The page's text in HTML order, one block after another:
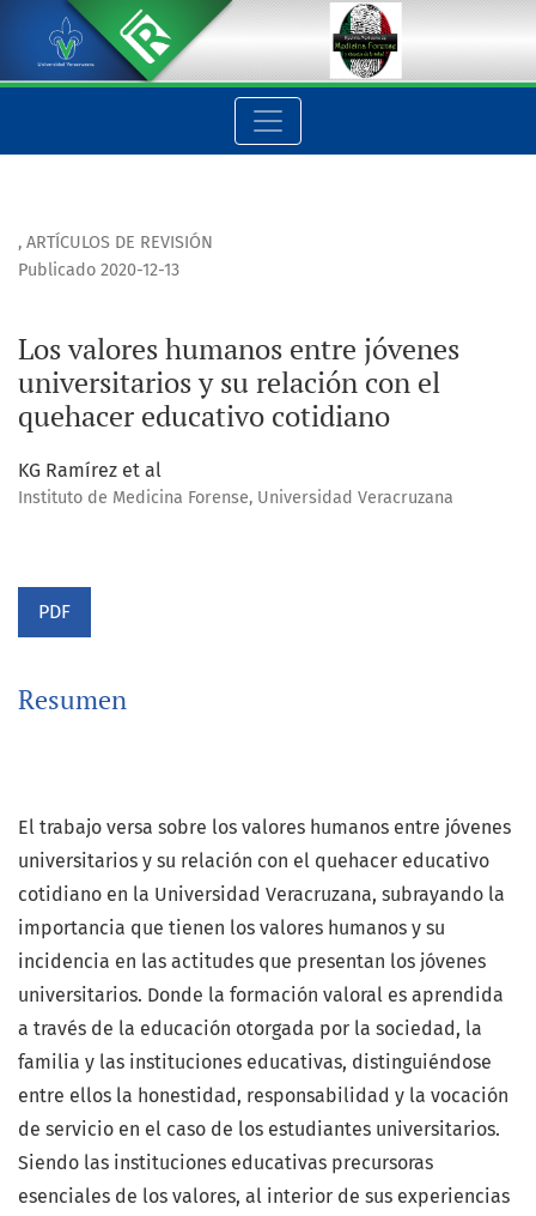
Los valores humanos entre jóvenes universitarios y su
, ARTÍCULOS DE REVISIÓN
Los valores humanos entre jóvenes
universitarios y su relación con el
quehacer educativo cotidiano
Publicado 2020-12-13
KG Ramírez et al
Instituto de Medicina Forense, Universidad Veracruzana
PDF
Resumen
El trabajo versa sobre los valores humanos entre jóvenes
universitarios y su relación con el quehacer educativo
cotidiano en la Universidad Veracruzana, subrayando la
importancia que tienen los valores humanos y su
incidencia en las actitudes que presentan los jóvenes
universitarios. Donde la formación valoral es aprendida
a través de la educación otorgada por la sociedad, la
familia y las instituciones educativas, distinguiéndose
entre ellos la honestidad, responsabilidad y la vocación
de servicio en el caso de los estudiantes universitarios.
Siendo las instituciones educativas precursoras
esenciales de los valores, al interior de sus experiencias